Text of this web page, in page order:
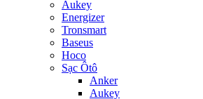
Aukey
Energizer
Tronsmart
Baseus
Hoco
Sạc Ôtô
Anker
Aukey